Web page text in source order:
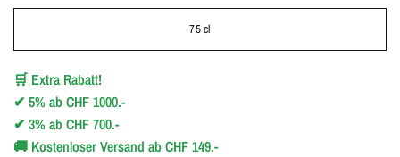
75 cl
🛒 Extra Rabatt!
✔5% abCHF 1000.-
✔3% abCHF 700.-
🚚 Kostenloser Versand ab CHF 149.-